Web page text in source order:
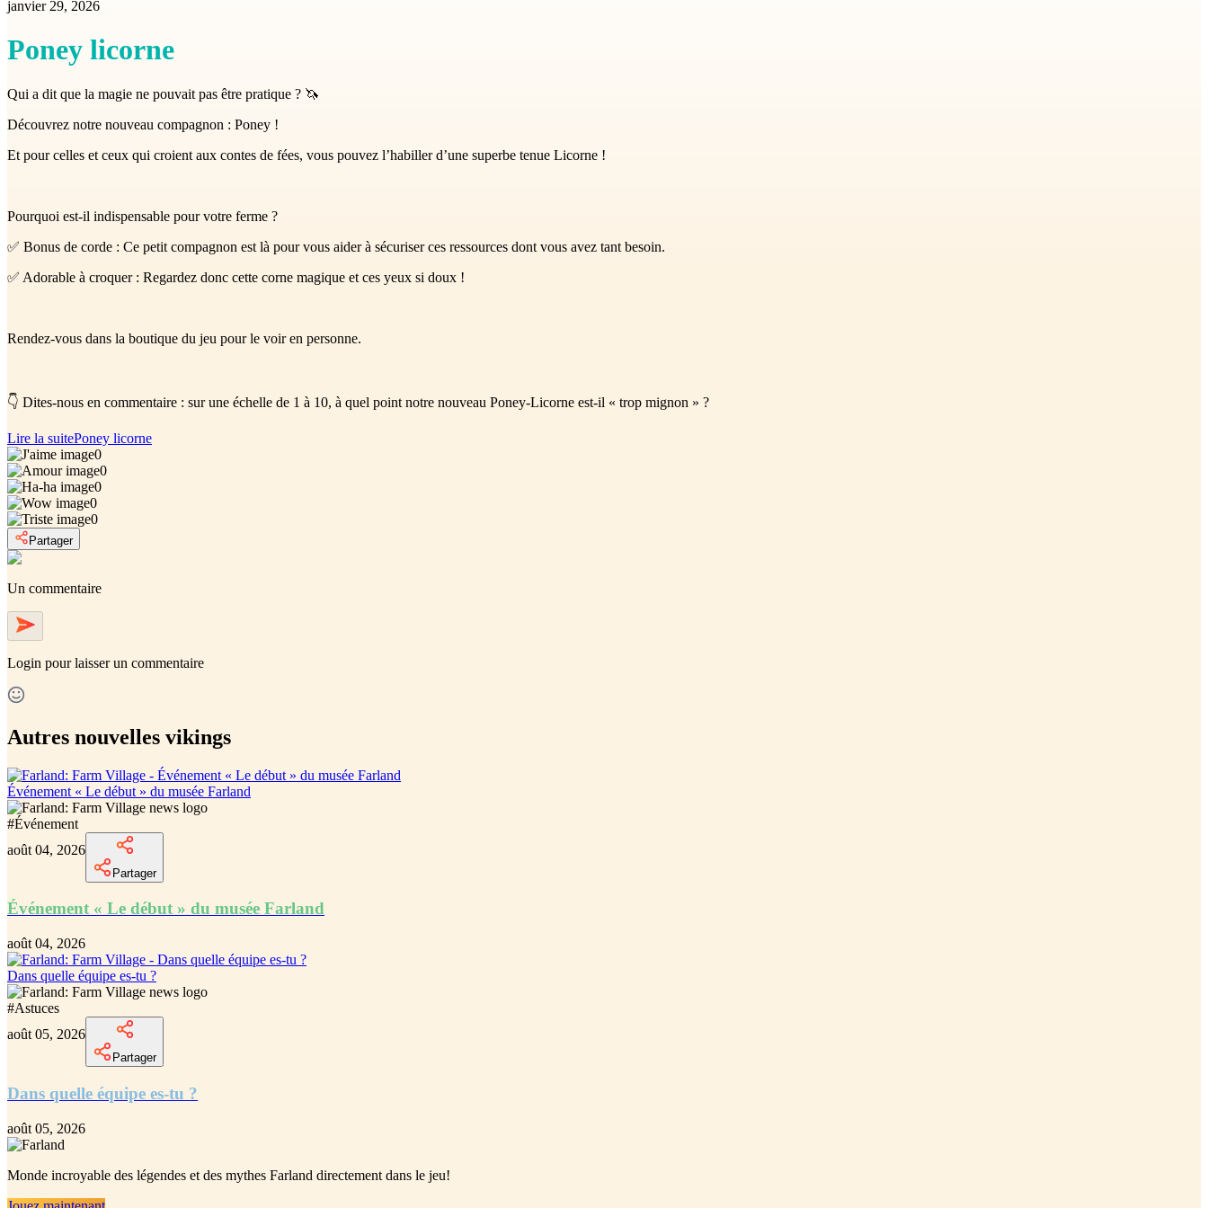
janvier 29, 2026
Poney licorne
Qui a dit que la magie ne pouvait pas être pratique ? 🦄
Découvrez notre nouveau compagnon : Poney !
Et pour celles et ceux qui croient aux contes de fées, vous pouvez l’habiller d’une superbe tenue Licorne !
Pourquoi est-il indispensable pour votre ferme ?
✅ Bonus de corde : Ce petit compagnon est là pour vous aider à sécuriser ces ressources dont vous avez tant besoin.
✅ Adorable à croquer : Regardez donc cette corne magique et ces yeux si doux !
Rendez-vous dans la boutique du jeu pour le voir en personne.
👇 Dites-nous en commentaire : sur une échelle de 1 à 10, à quel point notre nouveau Poney-Licorne est-il « trop mignon » ?
Lire la suitePoney licorne
0
0
0
0
0
Partager
Un commentaire
Login pour laisser un commentaire
Autres nouvelles vikings
Événement « Le début » du musée Farland
#Événement
août 04, 2026
Partager
Événement « Le début » du musée Farland
août 04, 2026
Dans quelle équipe es-tu ?
#Astuces
août 05, 2026
Partager
Dans quelle équipe es-tu ?
août 05, 2026
Monde incroyable des légendes et des mythes Farland directement dans le jeu!